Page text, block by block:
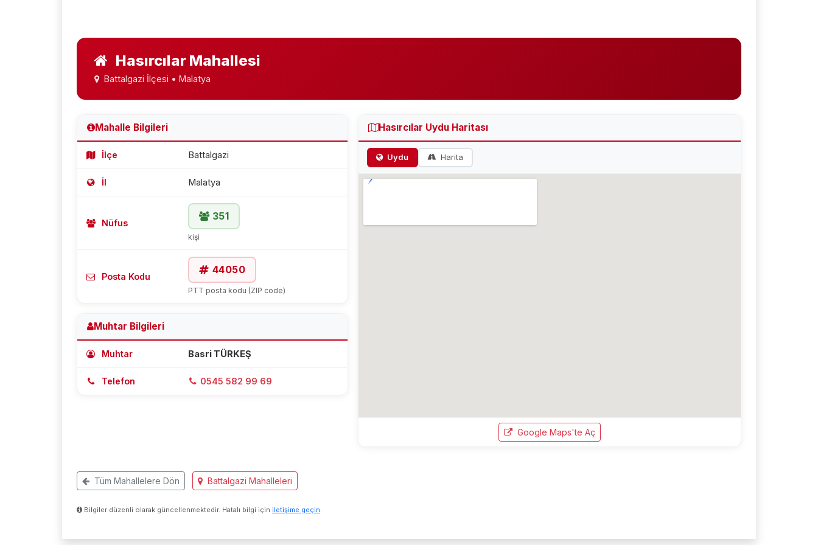
Hasırcılar Mahallesi
Battalgazi İlçesi • Malatya
Mahalle Bilgileri
İlçe Battalgazi
İl Malatya
Nüfus
351
kişi
Posta Kodu
44050
PTT posta kodu (ZIP code)
Muhtar Bilgileri
Muhtar Basri TÜRKEŞ
Telefon 0545 582 99 69
Hasırcılar Uydu Haritası
Uydu Harita
Google Maps'te Aç
Tüm Mahallelere Dön Battalgazi Mahalleleri
Bilgiler düzenli olarak güncellenmektedir. Hatalı bilgi için iletişime geçin